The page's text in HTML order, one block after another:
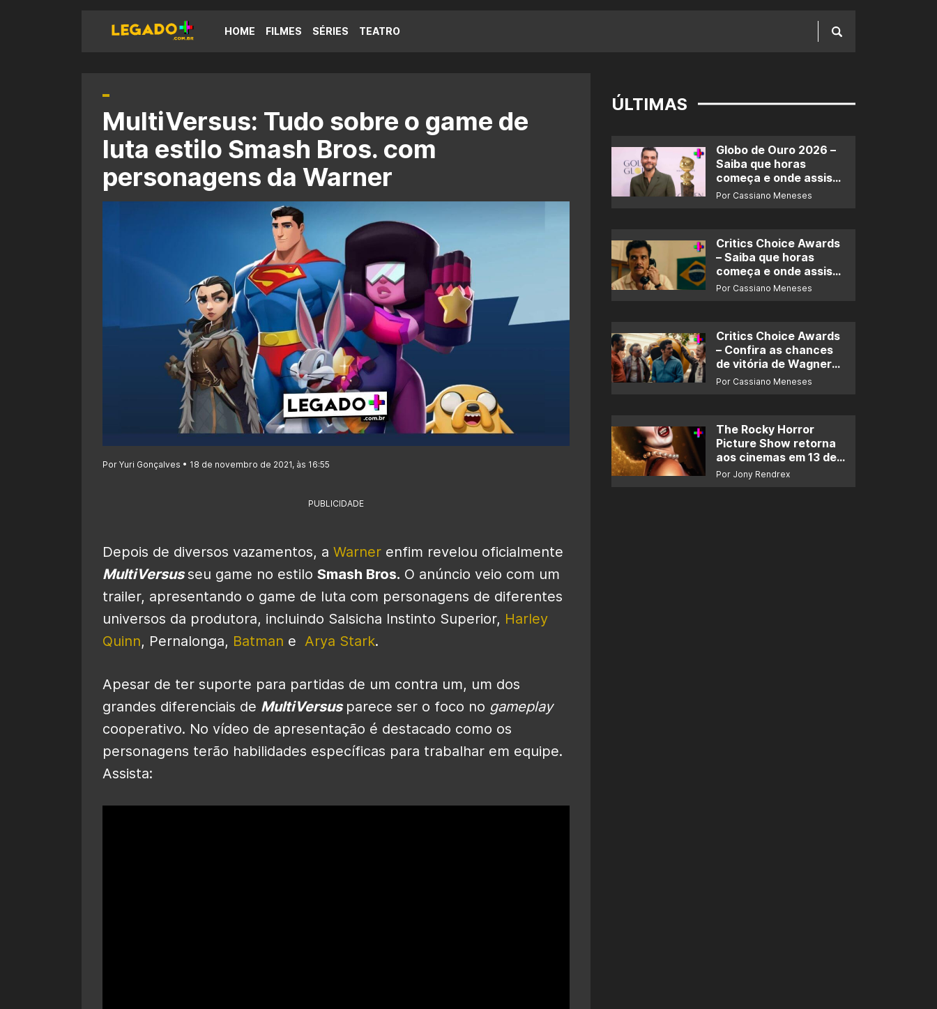
HOME FILMES SÉRIES TEATRO
MultiVersus: Tudo sobre o game de
luta estilo Smash Bros. com
personagens da Warner
Por Yuri Gonçalves • 18 de novembro de 2021, às 16:55
PUBLICIDADE
Depois de diversos vazamentos, a Warner enfim revelou oficialmente
MultiVersusseu game no estilo Smash Bros. O anúncio veio com um
trailer, apresentando o game de luta com personagens de diferentes
universos da produtora, incluindo Salsicha Instinto Superior, Harley
Quinn, Pernalonga, Batman e Arya Stark.
Apesar de ter suporte para partidas de um contra um, um dos
grandes diferenciais de MultiVersus parece ser o foco no gameplay
cooperativo. No vídeo de apresentação é destacado como os
personagens terão habilidades específicas para trabalhar em equipe.
Assista:
ÚLTIMAS
Globo de Ouro 2026 –
Saiba que horas
começa e onde assistir
ao prêmio
Por Cassiano Meneses
Critics Choice Awards
– Saiba que horas
começa e onde assistir
ao prêmio
Por Cassiano Meneses
Critics Choice Awards
– Confira as chances
de vitória de Wagner
Moura e de ‘O Agente
Por Cassiano Meneses
The Rocky Horror
Picture Show retorna
aos cinemas em 13 de
novembro
Por Jony Rendrex